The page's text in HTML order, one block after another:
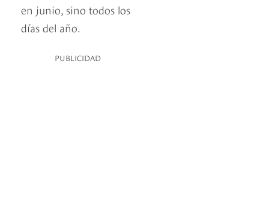
en junio, sino todos los
días del año.
PUBLICIDAD